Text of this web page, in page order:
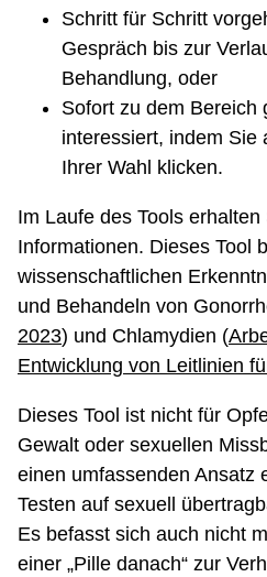
Schritt für Schritt
Gespräch bis zur
Behandlung, oder
Sofort zu dem Bereich
interessiert, indem Sie
Ihrer Wahl klicken.
Im Laufe des Tools
Informationen. Dieses Tool
wissenschaftlichen
und Behandeln von
2023) und Chlamydien (
Entwicklung von Leitlinien
Dieses Tool ist nicht für
Gewalt oder sexuellen
einen umfassenden Ansatz
Testen auf sexuell
Es befasst sich auch nicht
einer „Pille danach“ zur